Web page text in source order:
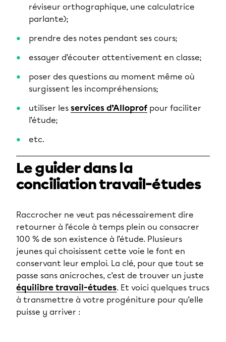
réviseur orthographique, une calculatrice
parlante);
prendre des notes pendant ses cours;
essayer d’écouter attentivement en classe;
poser des questions au moment même où
surgissent les incompréhensions;
utiliser les services d’Alloprof pour faciliter
l’étude;
etc.
Le guider dans la
conciliation travail-études
Raccrocher ne veut pas nécessairement dire
retourner à l’école à temps plein ou consacrer
100 % de son existence à l’étude. Plusieurs
jeunes qui choisissent cette voie le font en
conservant leur emploi. La clé, pour que tout se
passe sans anicroches, c’est de trouver un juste
équilibre travail-études. Et voici quelques trucs
à transmettre à votre progéniture pour qu’elle
puisse y arriver :